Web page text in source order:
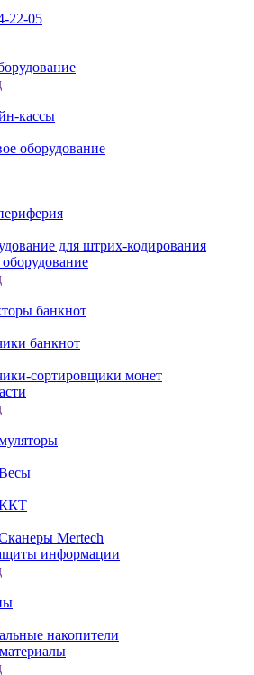
22-05
кассы
оборудование
для штрих-кодирования
банкнот
банкнот
сортировщики монет
Mertech
информации
накопители